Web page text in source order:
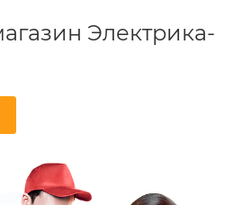
Электрика-